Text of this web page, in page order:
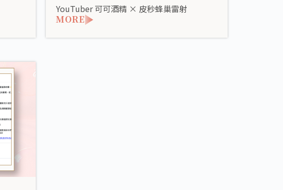
YouTuber 可可酒精 × 皮秒蜂巢雷射
MORE